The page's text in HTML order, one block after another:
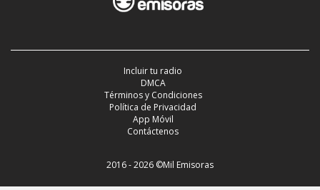
Incluir tu radio
DMCA
Términos y Condiciones
Política de Privacidad
App Móvil
Contáctenos
2016 - 2026 ©Mil Emisoras